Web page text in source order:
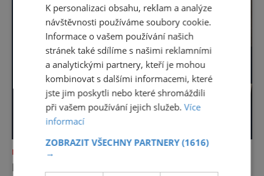
NEJKRÁSNĚJŠÍ PAMÁTKY
NOC KOSTELŮ 2026 V HUSOVĚ SBORU V
K personalizaci obsahu, reklam a analýze
návštěvnosti používáme soubory cookie.
Informace o vašem používání našich
stránek také sdílíme s našimi reklamními
a analytickými partnery, kteří je mohou
kombinovat s dalšími informacemi, které
jste jim poskytli nebo které shromáždili
při vašem používání jejich služeb.Více
informací
ZOBRAZIT VŠECHNY PARTNERY(1616)
→